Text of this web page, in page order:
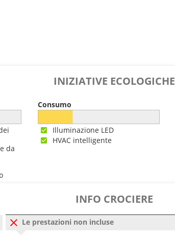
20:00
INIZIATIVE ECOLOGICHE
da
Consumo
Illuminazione LED
HVAC intelligente
INFO CROCIERE
Le prestazioni non incluse